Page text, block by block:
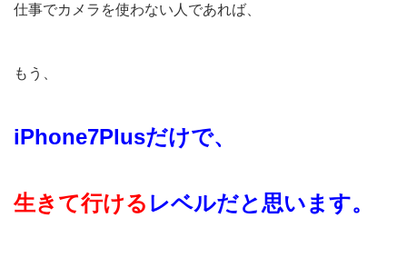
仕事でカメラを使わない人であれば、
もう、
iPhone7Plusだけで、
生きて行ける レベルだと思います。